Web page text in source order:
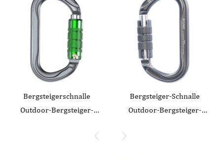
Bergsteigerschnalle
Outdoor-Bergsteiger-
Verschleißfester, O-förmiger
Bergsteiger-Schnalle
Outdoor-Bergsteiger-
Verschleißfester O-förmiger